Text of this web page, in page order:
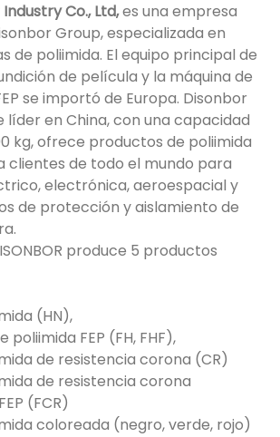
Co., Ltd,es una empresa
Group, especializada en
de poliimida. El equipo principal de
de película y la máquina de
se importó de Europa. Disonbor
líder en China, con una capacidad
kg, ofrece productos de poliimida
clientes de todo el mundo para
electrónica, aeroespacial y
de protección y aislamiento de
produce 5 productos
(HN),
FEP (FH, FHF),
de resistencia corona (CR)
de resistencia corona
(FCR)
coloreada (negro, verde, rojo)